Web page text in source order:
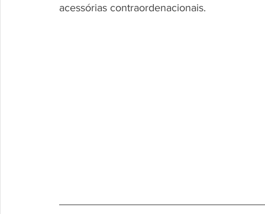
acessórias contraordenacionais.